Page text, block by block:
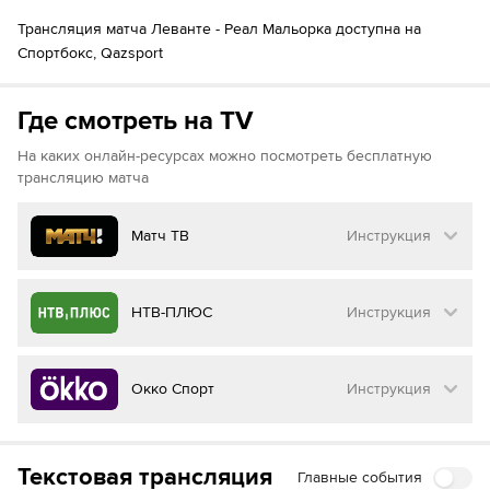
Иван Ромеро
Kareem Tunde
90´+2
Трансляция матча Леванте - Реал Мальорка доступна на
Спортбокс, Qazsport
Где смотреть на TV
На каких онлайн-ресурсах можно посмотреть бесплатную
трансляцию матча
Матч ТВ Инструкция
Как смотреть бесплатно трансляцию матча
Матч ТВ
Инструкция
Перейдите на сайт МАТЧ ТВ
НТВ-ПЛЮС Инструкция
Как смотреть бесплатно трансляцию матча
на НТВ ПЛЮС
Окко Спорт Инструкция
на Окко ТВ
Текстовая трансляция Главные события